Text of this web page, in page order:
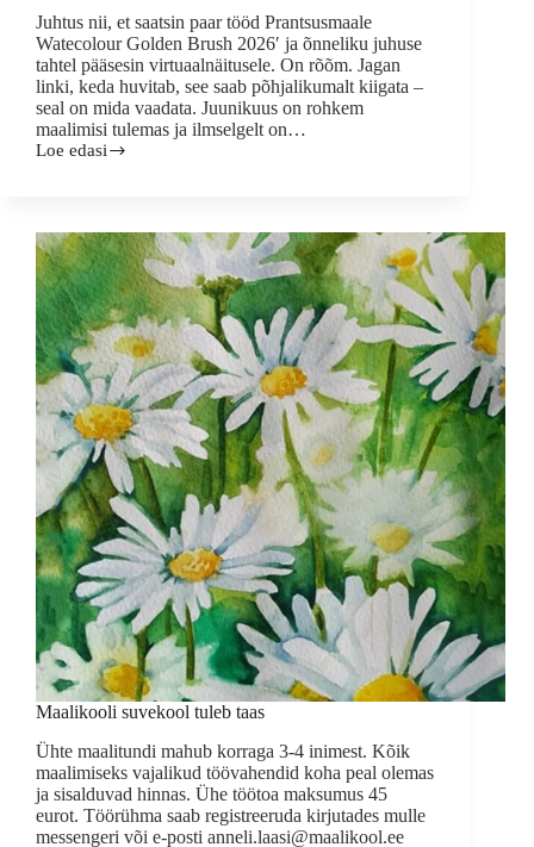
Juhtus nii, et saatsin paar tööd Prantsusmaale
Watecolour Golden Brush 2026′ ja õnneliku juhuse
tahtel pääsesin virtuaalnäitusele. On rõõm. Jagan
linki, keda huvitab, see saab põhjalikumalt kiigata –
seal on mida vaadata. Juunikuus on rohkem
maalimisi tulemas ja ilmselgelt on…
Loe edasi
Virtuaalnäitus
93
Maalikooli suvekool tuleb taas
Ühte maalitundi mahub korraga 3-4 inimest. Kõik
maalimiseks vajalikud töövahendid koha peal olemas
ja sisalduvad hinnas. Ühe töötoa maksumus 45
eurot. Töörühma saab registreeruda kirjutades mulle
messengeri või e-posti anneli.laasi@maalikool.ee